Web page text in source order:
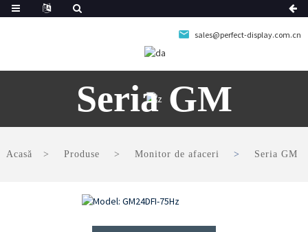
sales@perfect-display.com.cn
Seria GM
Acasă Produse Monitor de afaceri Seria GM